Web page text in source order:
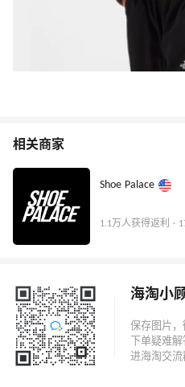
相关商家
Shoe Palace
1.1万人获得返利 ·
海淘小